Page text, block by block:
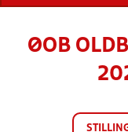
ØOB